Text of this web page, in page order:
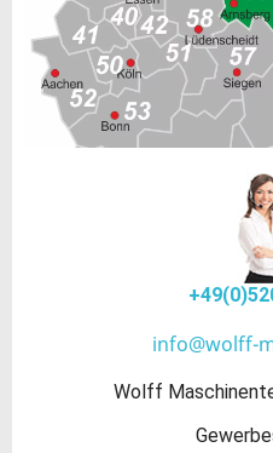
info@wolff-
Wolff